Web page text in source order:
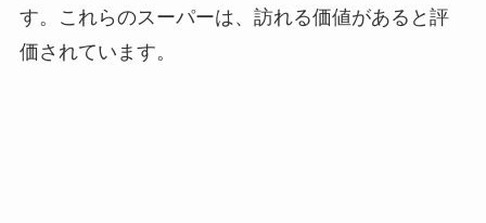
す。これらのスーパーは、訪れる価値があると評
価されています。